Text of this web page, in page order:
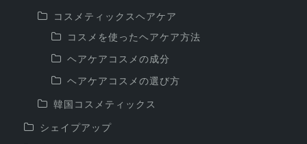
コスメティックスヘアケア
コスメを使ったヘアケア方法
ヘアケアコスメの成分
ヘアケアコスメの選び方
韓国コスメティックス
シェイプアップ